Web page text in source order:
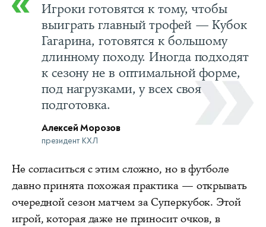
Игроки готовятся к тому, чтобы
выиграть главный трофей — Кубок
Гагарина, готовятся к большому
длинному походу. Иногда подходят
к сезону не в оптимальной форме,
под нагрузками, у всех своя
подготовка.
Алексей Морозов
президент КХЛ
Не согласиться с этим сложно, но в футболе
давно принята похожая практика — открывать
очередной сезон матчем за Суперкубок. Этой
игрой, которая даже не приносит очков, в